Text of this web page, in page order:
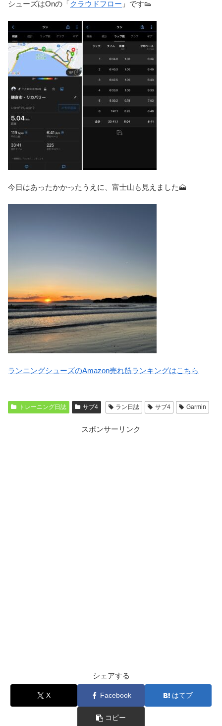
シューズはOnの「クラウドフロー 」です👟
今日はあったかかったうえに、富士山も見えました🗻
ランニングシューズのAmazon売れ筋ランキングはこちら
トレーニング日誌 サブ4 ラン日誌 サブ4 Garmin
スポンサーリンク
シェアする
X Facebook はてブ
コピー